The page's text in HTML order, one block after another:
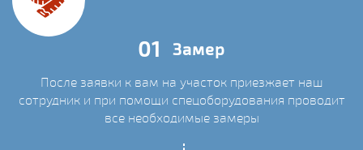
01 Замер
После заявки к вам на участок приезжает наш
сотрудник и при помощи спецоборудования проводит
все необходимые замеры